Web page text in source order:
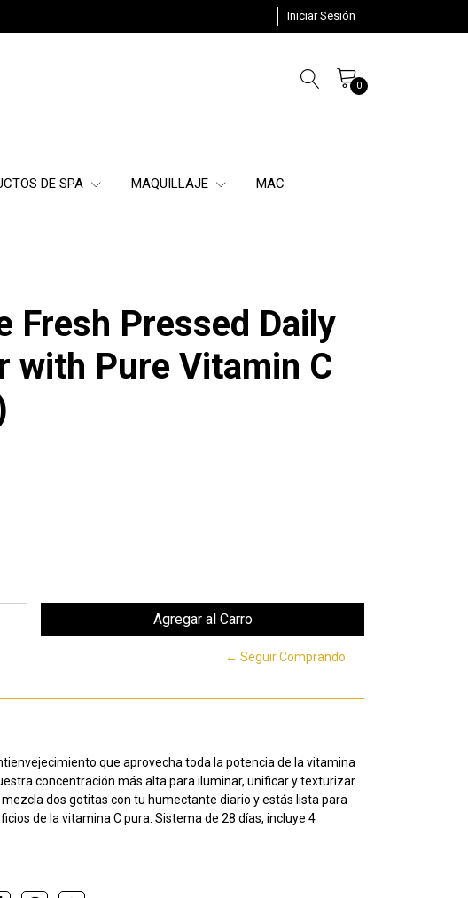
Iniciar Sesión
0
DE SPA MAQUILLAJE MAC
Fresh Pressed Daily
with Pure Vitamin C
← Seguir Comprando
que aprovecha toda la potencia de la vitamina
concentración más alta para iluminar, unificar y texturizar
dos gotitas con tu humectante diario y estás lista para
de la vitamina C pura. Sistema de 28 días, incluye 4